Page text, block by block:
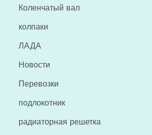
Коленчатый вал
колпаки
ЛАДА
Новости
Перевозки
подлокотник
радиаторная решетка